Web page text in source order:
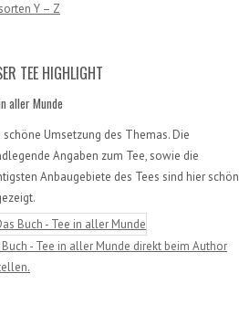
Y – Z
TEE HIGHLIGHT
aller Munde
schöne Umsetzung des Themas. Die
Angaben zum Tee, sowie die
Anbaugebiete des Tees sind hier schön
Buch - Tee in aller Munde direkt beim Author